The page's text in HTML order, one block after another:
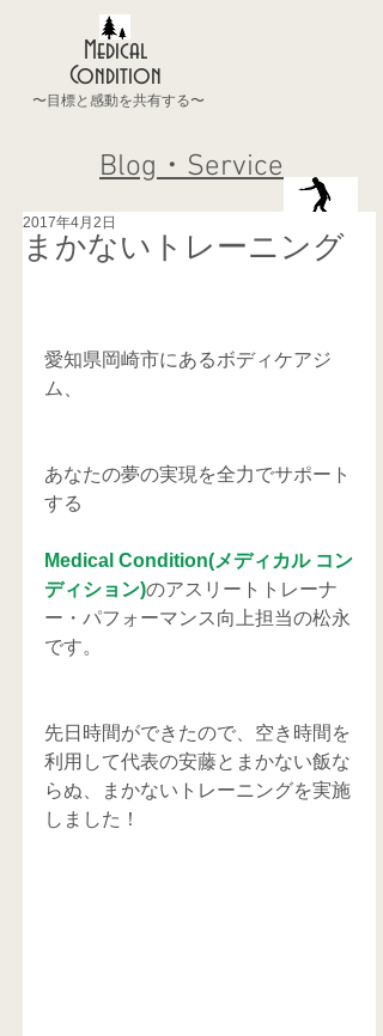
Medical
Condition
〜目標と感動を共有する〜
Blog・Service
まかないトレーニング
2017年4月2日
愛知県岡崎市にあるボディケアジ
ム、
あなたの夢の実現を全力でサポート
する
Medical Condition(メディカル コン
ディション)のアスリートトレーナ
ー・パフォーマンス向上担当の松永
です。
先日時間ができたので、空き時間を
利用して代表の安藤とまかない飯な
らぬ、まかないトレーニングを実施
しました！